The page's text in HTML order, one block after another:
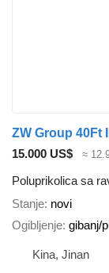
ZW Group 40Ft
15.000 US$
≈
Poluprikolica sa
Stanje novi
Ogibljenje gibanj/
Kina, Jinan